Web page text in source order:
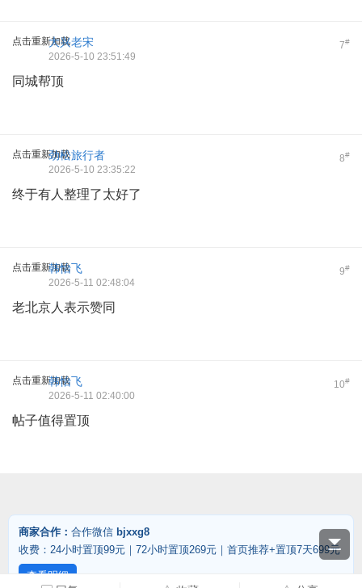
点击重新加载 7#
大兴老宋
2026-5-10 23:51:49
同城帮顶
点击重新加载 8#
劲松旅行者
2026-5-10 23:35:22
终于有人整理了太好了
点击重新加载 9#
韩怡飞
2026-5-11 02:48:04
老北京人表示赞同
点击重新加载 10#
韩怡飞
2026-5-11 02:40:00
帖子值得置顶
商家合作： 合作微信 bjxxg8
收费：24小时置顶99元｜72小时置顶269元｜首页推荐+置顶7天699元
查看明细